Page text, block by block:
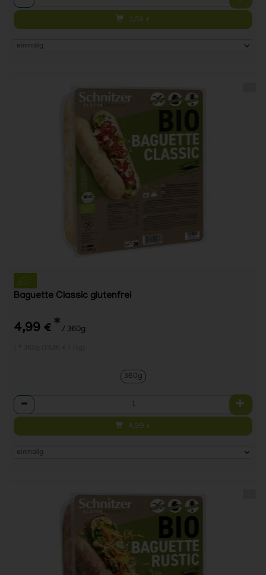
3,59 €
Baguette Classic glutenfrei
4,99 € * / 360g
360g
Anzahl
4,99 €